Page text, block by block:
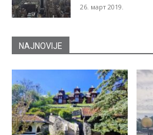
26. март 2019.
NAJNOVIJE